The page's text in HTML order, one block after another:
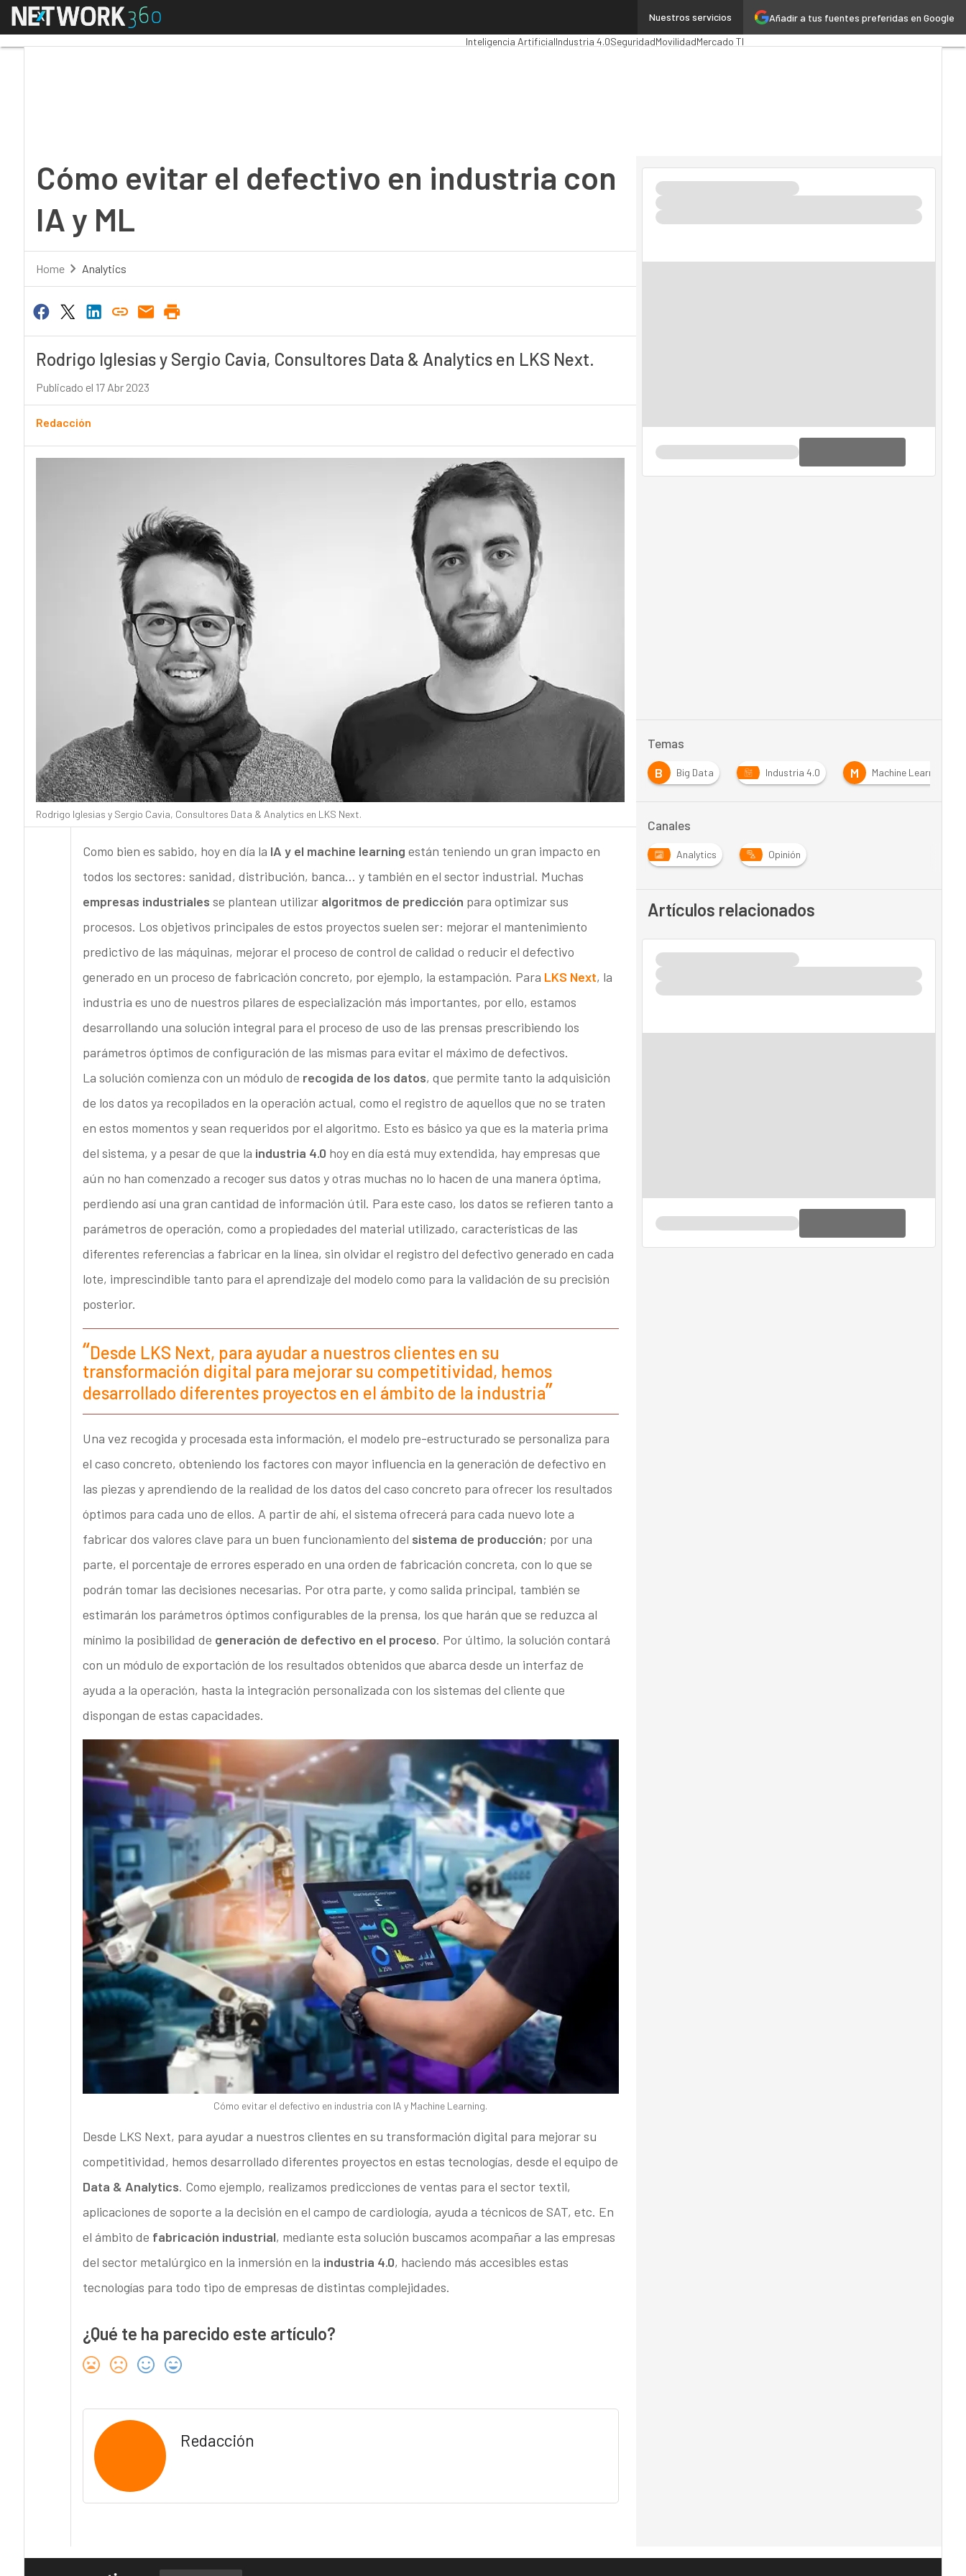
Añadir a tus fuentes preferidas en Google
Nuestros servicios
Menú Administración PúblicaMarTechCloud
Inteligencia ArtificialIndustria 4.0SeguridadMovilidadMercado TI
Cómo evitar el defectivo en industria con
IA y ML
Home Analytics
Rodrigo Iglesias y Sergio Cavia, Consultores Data & Analytics en LKS Next.
Publicado el 17 Abr 2023
Redacción
Rodrigo Iglesias y Sergio Cavia, Consultores Data & Analytics en LKS Next.
Como bien es sabido, hoy en día la IA y el machine learning están teniendo un gran impacto en
todos los sectores: sanidad, distribución, banca… y también en el sector industrial. Muchas
empresas industriales se plantean utilizar algoritmos de predicción para optimizar sus
procesos. Los objetivos principales de estos proyectos suelen ser: mejorar el mantenimiento
predictivo de las máquinas, mejorar el proceso de control de calidad o reducir el defectivo
generado en un proceso de fabricación concreto, por ejemplo, la estampación. Para LKS Next, la
industria es uno de nuestros pilares de especialización más importantes, por ello, estamos
desarrollando una solución integral para el proceso de uso de las prensas prescribiendo los
parámetros óptimos de configuración de las mismas para evitar el máximo de defectivos.
La solución comienza con un módulo de recogida de los datos, que permite tanto la adquisición
de los datos ya recopilados en la operación actual, como el registro de aquellos que no se traten
en estos momentos y sean requeridos por el algoritmo. Esto es básico ya que es la materia prima
del sistema, y a pesar de que la industria 4.0 hoy en día está muy extendida, hay empresas que
aún no han comenzado a recoger sus datos y otras muchas no lo hacen de una manera óptima,
perdiendo así una gran cantidad de información útil. Para este caso, los datos se refieren tanto a
parámetros de operación, como a propiedades del material utilizado, características de las
diferentes referencias a fabricar en la línea, sin olvidar el registro del defectivo generado en cada
lote, imprescindible tanto para el aprendizaje del modelo como para la validación de su precisión
posterior.
Desde LKS Next, para ayudar a nuestros clientes en su
transformación digital para mejorar su competitividad, hemos
desarrollado diferentes proyectos en el ámbito de la industria
Una vez recogida y procesada esta información, el modelo pre-estructurado se personaliza para
el caso concreto, obteniendo los factores con mayor influencia en la generación de defectivo en
las piezas y aprendiendo de la realidad de los datos del caso concreto para ofrecer los resultados
óptimos para cada uno de ellos. A partir de ahí, el sistema ofrecerá para cada nuevo lote a
fabricar dos valores clave para un buen funcionamiento del sistema de producción; por una
parte, el porcentaje de errores esperado en una orden de fabricación concreta, con lo que se
podrán tomar las decisiones necesarias. Por otra parte, y como salida principal, también se
estimarán los parámetros óptimos configurables de la prensa, los que harán que se reduzca al
mínimo la posibilidad de generación de defectivo en el proceso. Por último, la solución contará
con un módulo de exportación de los resultados obtenidos que abarca desde un interfaz de
ayuda a la operación, hasta la integración personalizada con los sistemas del cliente que
dispongan de estas capacidades.
Cómo evitar el defectivo en industria con IA y Machine Learning.
Desde LKS Next, para ayudar a nuestros clientes en su transformación digital para mejorar su
competitividad, hemos desarrollado diferentes proyectos en estas tecnologías, desde el equipo de
Data & Analytics. Como ejemplo, realizamos predicciones de ventas para el sector textil,
aplicaciones de soporte a la decisión en el campo de cardiología, ayuda a técnicos de SAT, etc. En
el ámbito de fabricación industrial, mediante esta solución buscamos acompañar a las empresas
del sector metalúrgico en la inmersión en la industria 4.0, haciendo más accesibles estas
tecnologías para todo tipo de empresas de distintas complejidades.
¿Qué te ha parecido este artículo?
Redacción
Temas
Analytics B Big Data Industria 4.0 M Machine Learning
Canales
Analytics Opinión
Artículos relacionados